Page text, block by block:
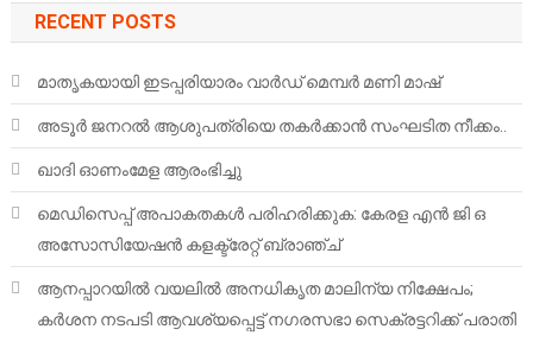
RECENT POSTS
മാതൃകയായി ഇടപ്പരിയാരം വാർഡ് മെമ്പർ മണി മാഷ്
അടൂർ ജനറൽ ആശുപത്രിയെ തകർക്കാൻ സംഘടിത നീക്കം..
ഖാദി ഓണംമേള ആരംഭിച്ചു
മെഡിസെപ്പ് അപാകതകൾ പരിഹരിക്കുക: കേരള എൻ ജി ഒ
അസോസിയേഷൻ കളക്ട്രേറ്റ് ബ്രാഞ്ച്
ആനപ്പാറയിൽ വയലിൽ അനധികൃത മാലിന്യ നിക്ഷേപം;
കർശന നടപടി ആവശ്യപ്പെട്ട് നഗരസഭാ സെക്രട്ടറിക്ക് പരാതി